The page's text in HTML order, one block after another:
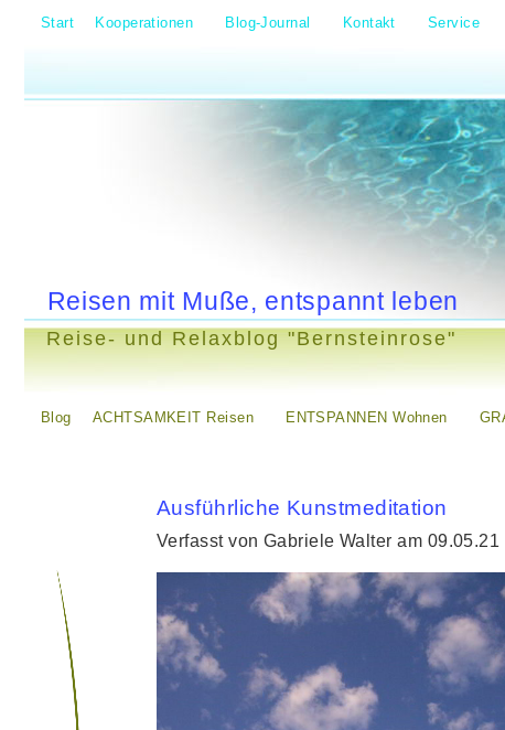
Start Kooperationen Blog-Journal Kontakt Service
Reisen mit Muße, entspannt leben
Reise- und Relaxblog "Bernsteinrose"
Blog ACHTSAMKEIT Reisen ENTSPANNEN Wohnen
Ausführliche Kunstmeditation
Verfasst von Gabriele Walter am 09.05.21